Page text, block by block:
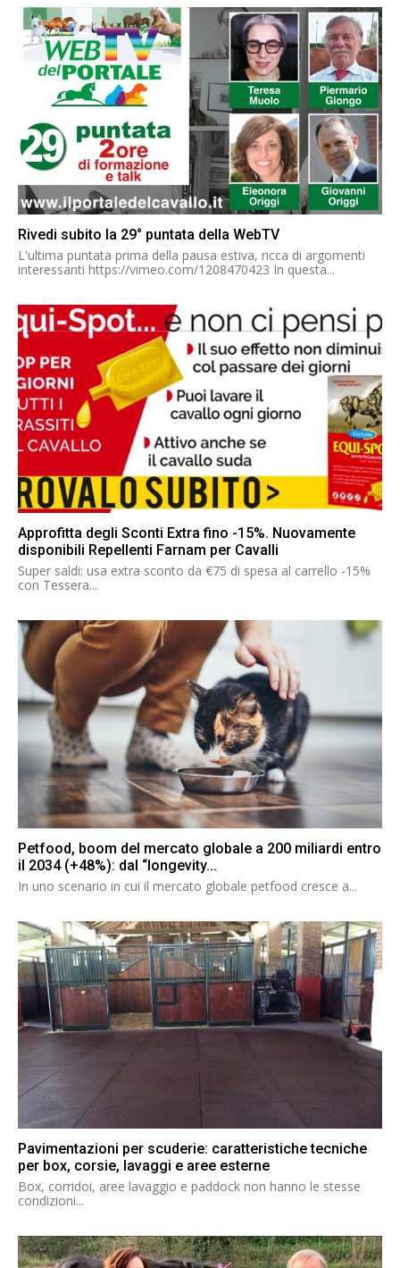
Rivedi subito la 29° puntata della WebTV
L'ultima puntata prima della pausa estiva, ricca di argomenti
interessanti https://vimeo.com/1208470423 In questa...
Approfitta degli Sconti Extra fino -15%. Nuovamente
disponibili Repellenti Farnam per Cavalli
Super saldi: usa extra sconto da €75 di spesa al carrello -15%
con Tessera...
Petfood, boom del mercato globale a 200 miliardi entro
il 2034 (+48%): dal “longevity...
In uno scenario in cui il mercato globale petfood cresce a...
Pavimentazioni per scuderie: caratteristiche tecniche
per box, corsie, lavaggi e aree esterne
Box, corridoi, aree lavaggio e paddock non hanno le stesse
condizioni...